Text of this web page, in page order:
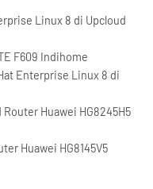
Linux 8 di Upcloud
F609 Indihome
Enterprise Linux 8 di
Router Huawei HG8245H5
Huawei HG8145V5